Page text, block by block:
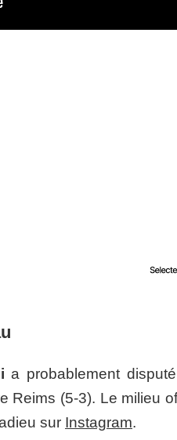
a probablement
Reims (5-3). Le milieu
sur Instagram.